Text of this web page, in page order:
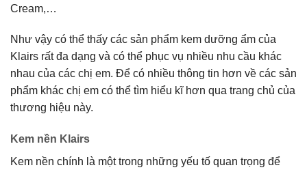
Cream,…
Như vậy có thể thấy các sản phẩm kem dưỡng ẩm của
Klairs rất đa dạng và có thể phục vụ nhiều nhu cầu khác
nhau của các chị em. Để có nhiều thông tin hơn về các sản
phẩm khác chị em có thể tìm hiểu kĩ hơn qua trang chủ của
thương hiệu này.
Kem nền Klairs
Kem nền chính là một trong những yếu tố quan trọng để